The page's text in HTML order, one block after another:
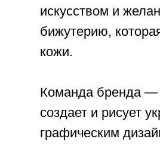
искусством и
бижутерию,
кожи.
Команда бренда —
создает и рисует
графическим